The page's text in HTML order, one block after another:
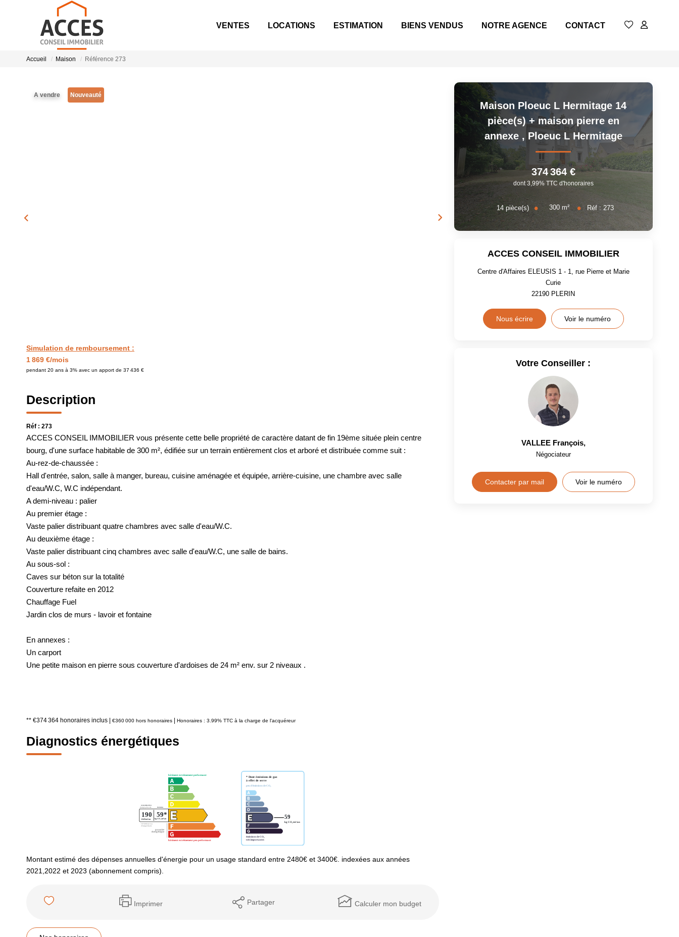
VENTES LOCATIONS ESTIMATION BIENS VENDUS NOTRE AGENCE CONTACT
Accueil Maison Référence 273
A vendre Nouveauté
Simulation de remboursement :
1 869 €/mois
pendant 20 ans à 3% avec un apport de 37 436 €
Description
Réf : 273
ACCES CONSEIL IMMOBILIER vous présente cette belle propriété de caractère datant de fin 19ème située plein centre
bourg, d'une surface habitable de 300 m², édifiée sur un terrain entièrement clos et arboré et distribuée comme suit :
Au-rez-de-chaussée :
Hall d'entrée, salon, salle à manger, bureau, cuisine aménagée et équipée, arrière-cuisine, une chambre avec salle
d'eau/W.C, W.C indépendant.
A demi-niveau : palier
Au premier étage :
Vaste palier distribuant quatre chambres avec salle d'eau/W.C.
Au deuxième étage :
Vaste palier distribuant cinq chambres avec salle d'eau/W.C, une salle de bains.
Au sous-sol :
Caves sur béton sur la totalité
Couverture refaite en 2012
Chauffage Fuel
Jardin clos de murs - lavoir et fontaine
En annexes :
Un carport
Une petite maison en pierre sous couverture d'ardoises de 24 m² env. sur 2 niveaux .
** €374 364 honoraires inclus €360 000 hors honoraires Honoraires : 3.99% TTC à la charge de l'acquéreur
Diagnostics énergétiques
Montant estimé des dépenses annuelles d'énergie pour un usage standard entre 2480€ et 3400€. indexées aux années
2021,2022 et 2023 (abonnement compris).
Imprimer Partager Calculer mon budget
Maison Ploeuc L Hermitage 14
pièce(s) + maison pierre en
annexe , Ploeuc L Hermitage
374 364 €
dont 3,99% TTC d'honoraires
14pièce(s) 300m² Réf : 273
ACCES CONSEIL IMMOBILIER
Centre d'Affaires ELEUSIS 1 - 1, rue Pierre et Marie
Curie
22190 PLERIN
Nous écrire Voir le numéro
Votre Conseiller :
VALLEE François,
Négociateur
Contacter par mail Voir le numéro